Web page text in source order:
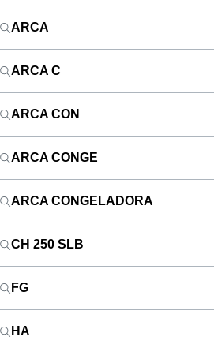
ARCA
ARCA C
ARCA CON
ARCA CONGE
ARCA CONGELADORA
CH 250 SLB
FG
HA